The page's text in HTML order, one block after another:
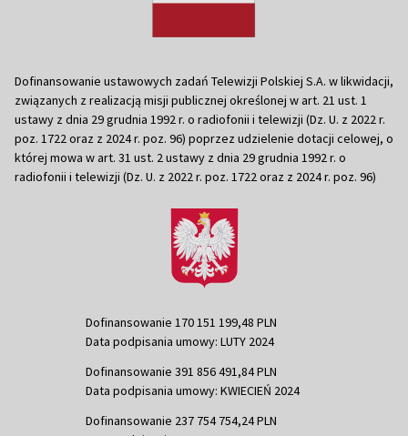
Dofinansowanie ustawowych zadań Telewizji Polskiej S.A. w likwidacji,
związanych z realizacją misji publicznej określonej w art. 21 ust. 1
ustawy z dnia 29 grudnia 1992 r. o radiofonii i telewizji (Dz. U. z 2022 r.
poz. 1722 oraz z 2024 r. poz. 96) poprzez udzielenie dotacji celowej, o
której mowa w art. 31 ust. 2 ustawy z dnia 29 grudnia 1992 r. o
radiofonii i telewizji (Dz. U. z 2022 r. poz. 1722 oraz z 2024 r. poz. 96)
Dofinansowanie 170 151 199,48 PLN
Data podpisania umowy: LUTY 2024
Dofinansowanie 391 856 491,84 PLN
Data podpisania umowy: KWIECIEŃ 2024
Dofinansowanie 237 754 754,24 PLN